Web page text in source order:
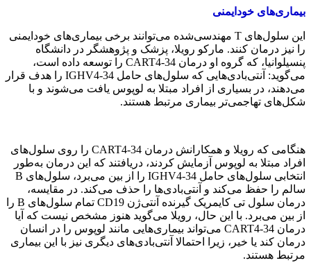
بیماری‌های خودایمنی
این سلول‌های T مهندسی‌شده می‌توانند برخی بیماری‌های خودایمنی
را نیز درمان کنند. مارکو رویلا، پزشک و پژوهشگر در دانشگاه
پنسیلوانیا، که گروه او درمان CART4-34 را توسعه داده است،
می‌گوید: آنتی‌بادی‌هایی که سلول‌های حامل IGHV4-34 را هدف قرار
می‌دهند، در بسیاری از افراد مبتلا به لوپوس یافت می‌شوند و با
شکل‌های تهاجمی‌تر بیماری مرتبط هستند.
هنگامی که رویلا و همکارانش درمان CART4-34 را روی سلول‌های
افراد مبتلا به لوپوس آزمایش کردند، دریافتند که این درمان به‌طور
انتخابی سلول‌های حامل IGHV4-34 را از بین می‌برد، سلول‌های B
سالم را حفظ می‌کند و آنتی‌بادی‌ها را حذف می‌کند. در مقایسه،
درمان سلول تی کایمریک گیرنده آنتی‌ژن CD19 تمام سلول‌های B را
از بین می‌برد. با این حال، رویلا می‌گوید هنوز مشخص نیست که آیا
درمان CART4-34 می‌تواند بیماری‌هایی مانند لوپوس را در انسان
درمان کند یا خیر، زیرا احتمالا آنتی‌بادی‌های دیگری نیز با این بیماری
مرتبط هستند.